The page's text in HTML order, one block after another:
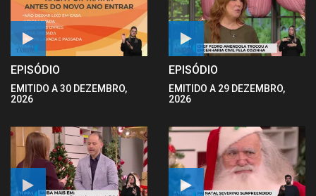
EPISÓDIO
EMITIDO A 30 DEZEMBRO,
2026
EPISÓDIO
EMITIDO A 29 DEZEMBRO,
2026